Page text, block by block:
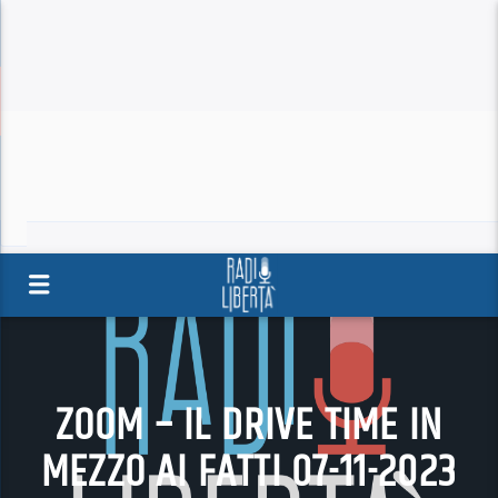
ZOOM – IL DRIVE TIME IN
MEZZO AI FATTI 07-11-2023